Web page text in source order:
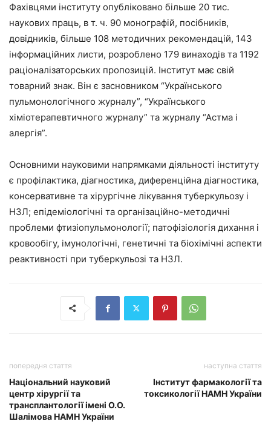
Фахівцями інституту опубліковано більше 20 тис.
наукових праць, в т. ч. 90 монографій, посібників,
довідників, більше 108 методичних рекомендацій, 143
інформаційних листи, розроблено 179 винаходів та 1192
раціоналізаторських пропозицій. Інститут має свій
товарний знак. Він є засновником “Українського
пульмонологічного журналу”, “Українського
хіміотерапевтичного журналу” та журналу “Астма і
алергія”.
Основними науковими напрямками діяльності інституту
є профілактика, діагностика, диференційна діагностика,
консервативне та хірургічне лікування туберкульозу і
НЗЛ; епідеміологічні та організаційно-методичні
проблеми фтизіопульмонології; патофізіологія дихання і
кровообігу, імунологічні, генетичні та біохімічні аспекти
реактивності при туберкульозі та НЗЛ.
попередня стаття
Національний науковий
центр хірургії та
трансплантології імені О.О.
Шалімова НАМН України
наступна стаття
Інститут фармакології та
токсикології НАМН України